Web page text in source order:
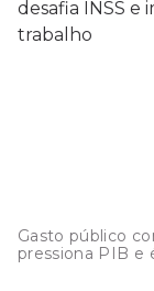
Gasto público
pressiona PIB e